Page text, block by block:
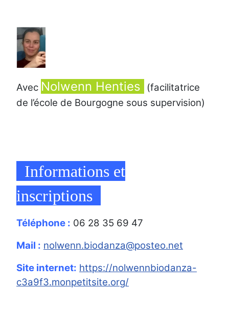
Avec Nolwenn Henties
(facilitatrice
de l’école de Bourgogne sous supervision)
Informations et
inscriptions
Téléphone : 06 28 35 69 47
Mail : nolwenn.biodanza@posteo.net
Site internet: https://nolwennbiodanza-
c3a9f3.monpetitsite.org/